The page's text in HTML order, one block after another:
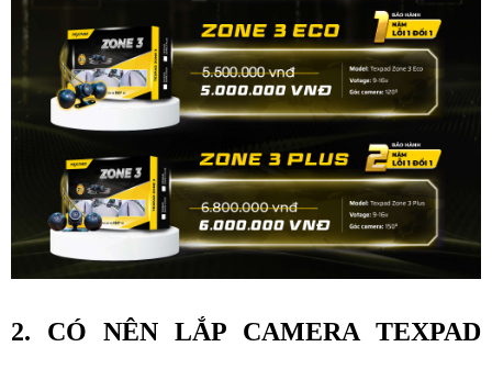
2. CÓ NÊN LẮP CAMERA TEXPAD